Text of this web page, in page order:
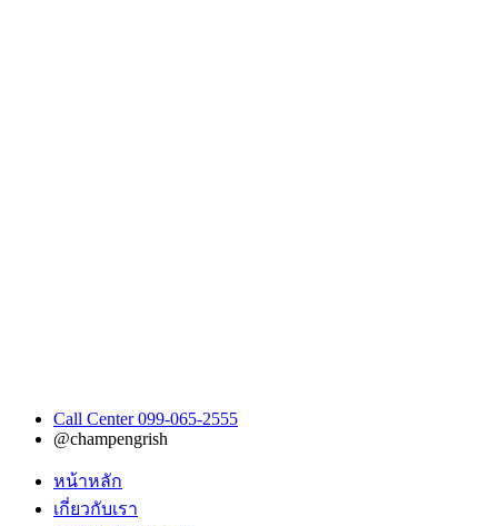
Call Center 099-065-2555
@champengrish
หน้าหลัก
เกี่ยวกับเรา